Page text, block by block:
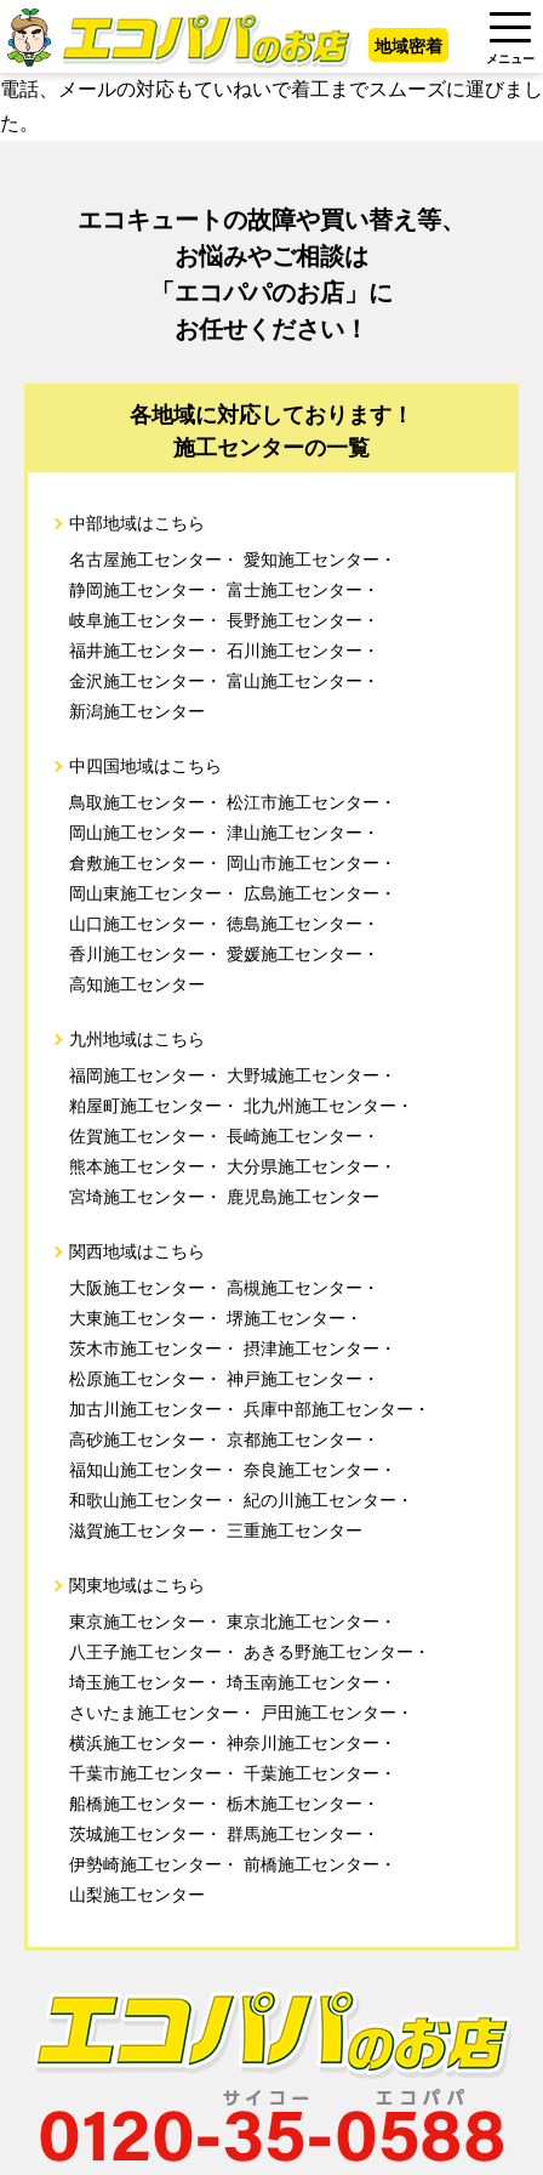
地域密着
メニュー
電話、メールの対応もていねいで着工までスムーズに運びまし
た。
エコキュートの故障や買い替え等、
お悩みやご相談は
「エコパパのお店」に
お任せください！
各地域に対応しております！
施工センターの一覧
中部地域はこちら
名古屋施工センター
愛知施工センター
静岡施工センター
富士施工センター
岐阜施工センター
長野施工センター
福井施工センター
石川施工センター
金沢施工センター
富山施工センター
新潟施工センター
中四国地域はこちら
鳥取施工センター
松江市施工センター
岡山施工センター
津山施工センター
倉敷施工センター
岡山市施工センター
岡山東施工センター
広島施工センター
山口施工センター
徳島施工センター
香川施工センター
愛媛施工センター
高知施工センター
九州地域はこちら
福岡施工センター
大野城施工センター
粕屋町施工センター
北九州施工センター
佐賀施工センター
長崎施工センター
熊本施工センター
大分県施工センター
宮埼施工センター
鹿児島施工センター
関西地域はこちら
大阪施工センター
高槻施工センター
大東施工センター
堺施工センター
茨木市施工センター
摂津施工センター
松原施工センター
神戸施工センター
加古川施工センター
兵庫中部施工センター
高砂施工センター
京都施工センター
福知山施工センター
奈良施工センター
和歌山施工センター
紀の川施工センター
滋賀施工センター
三重施工センター
関東地域はこちら
東京施工センター
東京北施工センター
八王子施工センター
あきる野施工センター
埼玉施工センター
埼玉南施工センター
さいたま施工センター
戸田施工センター
横浜施工センター
神奈川施工センター
千葉市施工センター
千葉施工センター
船橋施工センター
栃木施工センター
茨城施工センター
群馬施工センター
伊勢崎施工センター
前橋施工センター
山梨施工センター